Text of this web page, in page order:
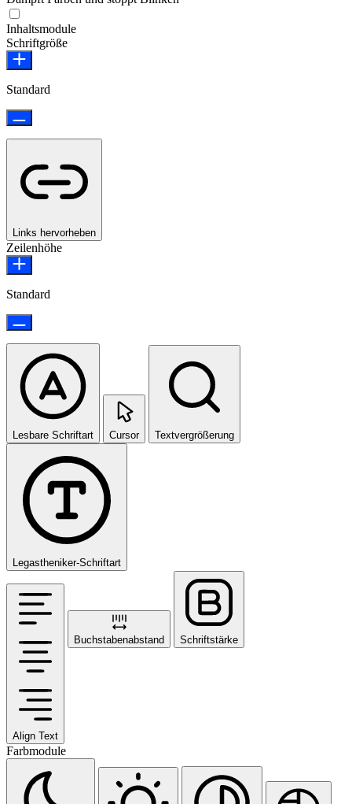
Inhaltsmodule
Schriftgröße
Standard
Links hervorheben
Zeilenhöhe
Standard
Lesbare Schriftart Cursor Textvergrößerung
Legastheniker-Schriftart
Align Text
Buchstabenabstand Schriftstärke
Farbmodule